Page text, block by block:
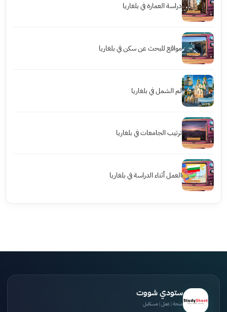
دراسة العمارة في بلغاريا
مواقع للبحث عن سكن في بلغاريا
لم الشمل في بلغاريا
ترتيب الجامعات في بلغاريا
العمل أثناء الدراسة في بلغاريا
ستودي شووت
منحة | عمل | مستقبل